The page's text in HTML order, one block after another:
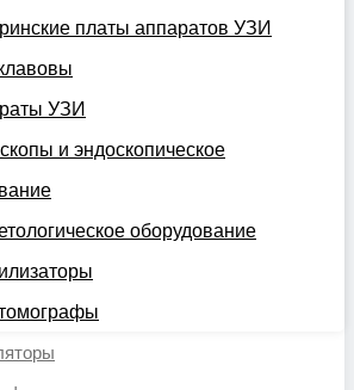
платы аппаратов УЗИ
УЗИ
и эндоскопическое
оборудование